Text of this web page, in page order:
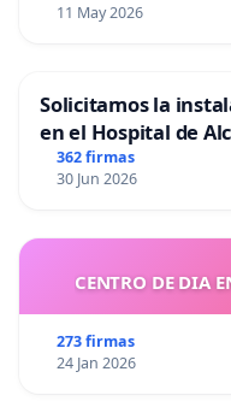
11 May 2026
Solicitamos la
en el Hospital de
362 firmas
30 Jun 2026
CENTRO DE DIA
273 firmas
24 Jan 2026